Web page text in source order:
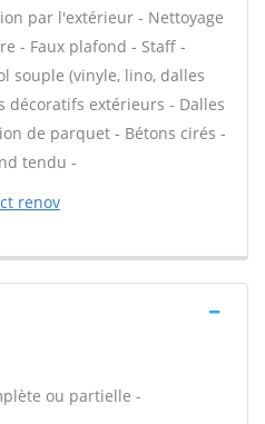
par l'extérieur - Nettoyage
- Faux plafond - Staff -
souple (vinyle, lino, dalles
décoratifs extérieurs - Dalles
de parquet - Bétons cirés -
tendu -
renov
ou partielle -